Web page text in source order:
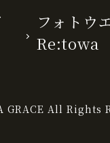
フォトウ
Re:towa
All Rights